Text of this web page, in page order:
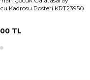
Kadrosu Posteri KRT23950
TL